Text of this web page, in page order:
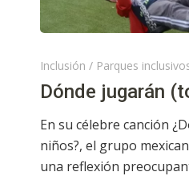
Inclusión / Parques
Dónde jugarán
En su célebre canción
niños?, el grupo
una reflexión